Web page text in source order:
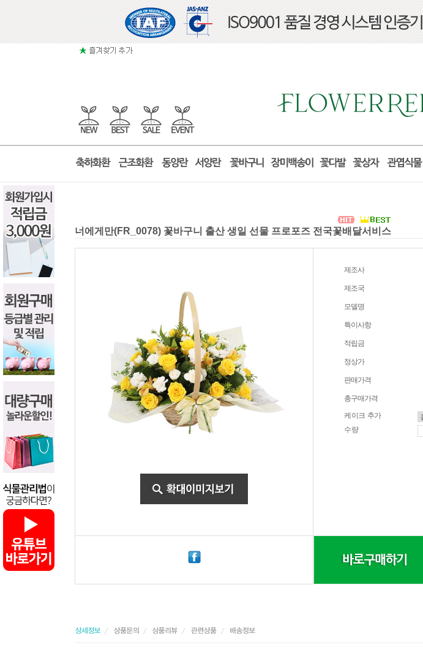
너에게만(FR_0078) 꽃바구니 출산 생일 선물 프로포즈 전국꽃배달서비스
제조사
제조국
모델명
특이사항
적립금
정상가
판매가격
총구매가격
케이크 추가
수량